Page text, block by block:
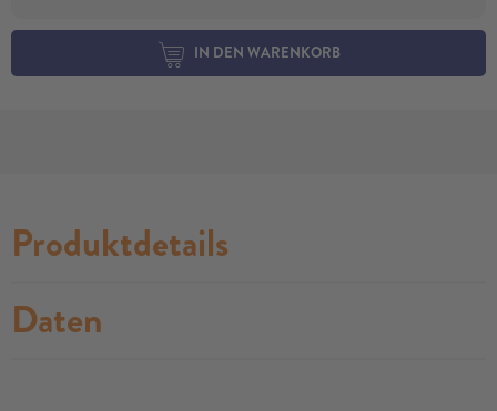
IN DEN WARENKORB
Produktdetails
Daten